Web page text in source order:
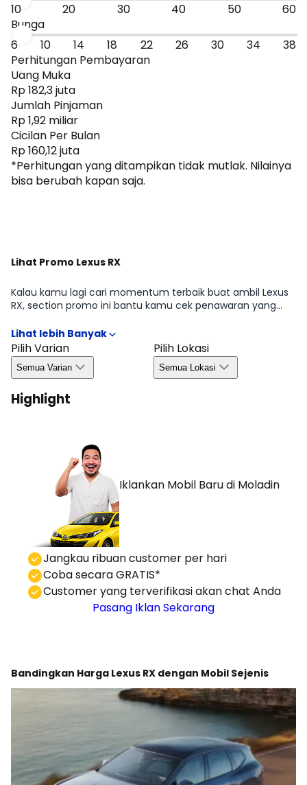
10
20 30 40 50
60
Bunga
6
10 14 18 22 26 30 34
38
Perhitungan Pembayaran
Uang Muka
Rp 182,3 juta
Jumlah Pinjaman
Rp 1,92 miliar
Cicilan Per Bulan
Rp 160,12 juta
*Perhitungan yang ditampikan tidak mutlak. Nilainya
bisa berubah kapan saja.
Lihat Promo Lexus RX
Kalau kamu lagi cari momentum terbaik buat ambil Lexus
RX, section promo ini bantu kamu cek penawaran yang
untuk pembelian, kemudahan kredit, hingga bonus yang
biasanya bergantung pada wilayah dan ketersediaan.
Dengan begitu, kamu bisa ambil keputusan lebih efisien
tanpa melewatkan peluang promo yang relevan di Agustus
Pilih Varian
Semua Varian
Pilih Lokasi
Semua Lokasi
Highlight
Iklankan Mobil Barudi Moladin
⁠Jangkau ribuan customer per hari
Coba secara GRATIS*
⁠⁠Customer yang terverifikasi akan chat Anda
Pasang Iklan Sekarang
Bandingkan Harga Lexus RX dengan Mobil Sejenis